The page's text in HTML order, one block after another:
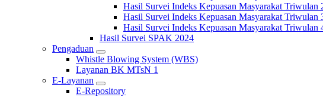
Hasil Survei Indeks Kepuasan Masyarakat Triwulan
Hasil Survei Indeks Kepuasan Masyarakat Triwulan
Hasil Survei Indeks Kepuasan Masyarakat Triwulan
Hasil Survei SPAK 2024
Pengaduan
Whistle Blowing System (WBS)
Layanan BK MTsN 1
E-Layanan
E-Repository